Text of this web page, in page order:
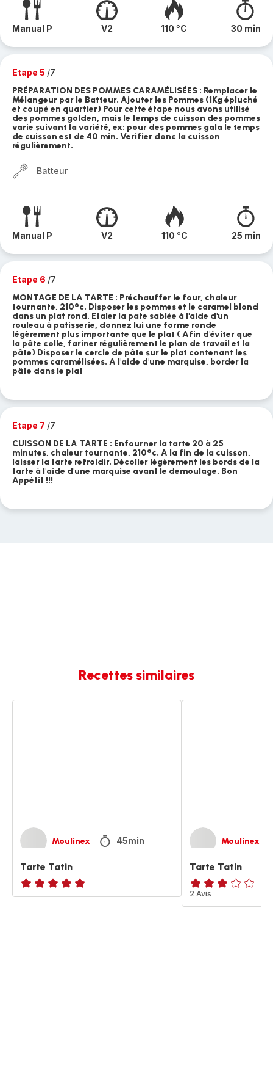
Manual P V2 110 °C 30 min
Etape 5 /7
PRÉPARATION DES POMMES CARAMÉLISÉES : Remplacer le
Mélangeur par le Batteur. Ajouter les Pommes (1Kg épluché
et coupé en quartier) Pour cette étape nous avons utilisé
des pommes golden, mais le temps de cuisson des pommes
varie suivant la variété, ex: pour des pommes gala le temps
de cuisson est de 40 min. Verifier donc la cuisson
régulièrement.
Batteur
Manual P V2 110 °C 25 min
Etape 6 /7
MONTAGE DE LA TARTE : Préchauffer le four, chaleur
tournante, 210°c. Disposer les pommes et le caramel blond
dans un plat rond. Etaler la pate sablée à l'aide d'un
rouleau à patisserie, donnez lui une forme ronde
légèrement plus importante que le plat ( Afin d'éviter que
la pâte colle, fariner régulièrement le plan de travail et la
pâte) Disposer le cercle de pâte sur le plat contenant les
pommes caramélisées. A l'aide d'une marquise, border la
pâte dans le plat
Etape 7 /7
CUISSON DE LA TARTE : Enfourner la tarte 20 à 25
minutes, chaleur tournante, 210°c. A la fin de la cuisson,
laisser la tarte refroidir. Décoller légèrement les bords de la
tarte à l'aide d'une marquise avant le demoulage. Bon
Appétit !!!
Recettes similaires
Moulinex 45min
Tarte Tatin
ratings.NaN
Moulinex
Tarte Tatin
Avis
3
2 Avis